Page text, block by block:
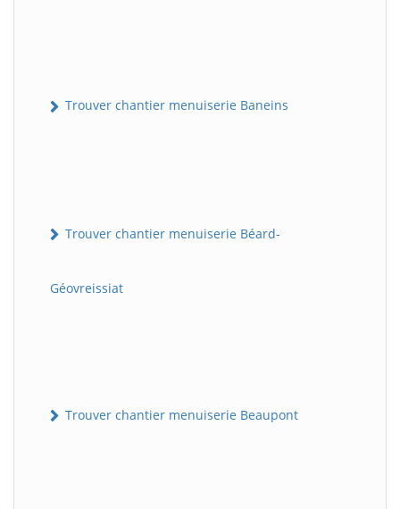
Trouver chantier menuiserie Baneins
Trouver chantier menuiserie Béard-
Géovreissiat
Trouver chantier menuiserie Beaupont